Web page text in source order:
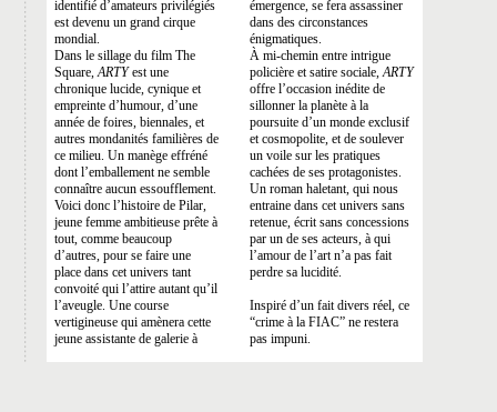
identifié d’amateurs privilégiés
est devenu un grand cirque
mondial.
Dans le sillage du film The
Square, ARTYest une
chronique lucide, cynique et
empreinte d’humour, d’une
année de foires, biennales, et
autres mondanités familières de
ce milieu. Un manège effréné
dont l’emballement ne semble
connaître aucun essoufflement.
Voici donc l’histoire de Pilar,
jeune femme ambitieuse prête à
tout, comme beaucoup
d’autres, pour se faire une
place dans cet univers tant
convoité qui l’attire autant qu’il
l’aveugle. Une course
vertigineuse qui amènera cette
jeune assistante de galerie à
émergence, se fera assassiner
dans des circonstances
énigmatiques.
À mi-chemin entre intrigue
policière et satire sociale, ARTY
offre l’occasion inédite de
sillonner la planète à la
poursuite d’un monde exclusif
et cosmopolite, et de soulever
un voile sur les pratiques
cachées de ses protagonistes.
Un roman haletant, qui nous
entraine dans cet univers sans
retenue, écrit sans concessions
par un de ses acteurs, à qui
l’amour de l’art n’a pas fait
perdre sa lucidité.
Inspiré d’un fait divers réel, ce
“crime à la FIAC” ne restera
pas impuni.